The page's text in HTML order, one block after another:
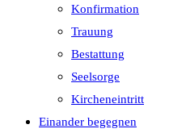
Konfirmation
Trauung
Bestattung
Seelsorge
Kircheneintritt
Einander begegnen